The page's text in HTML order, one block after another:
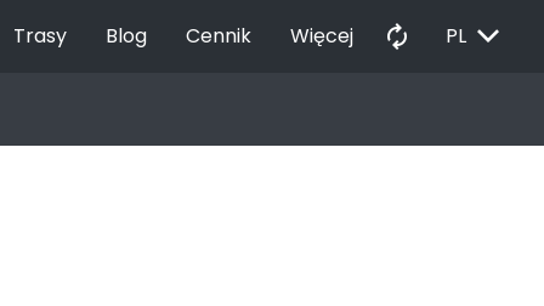
Trasy Blog Cennik Więcej autorenew PL EXPAND_MORE